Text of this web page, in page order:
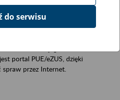
ZUS eZUS
portal PUE/eZUS, dzięki
spraw przez Internet.
do serwisu